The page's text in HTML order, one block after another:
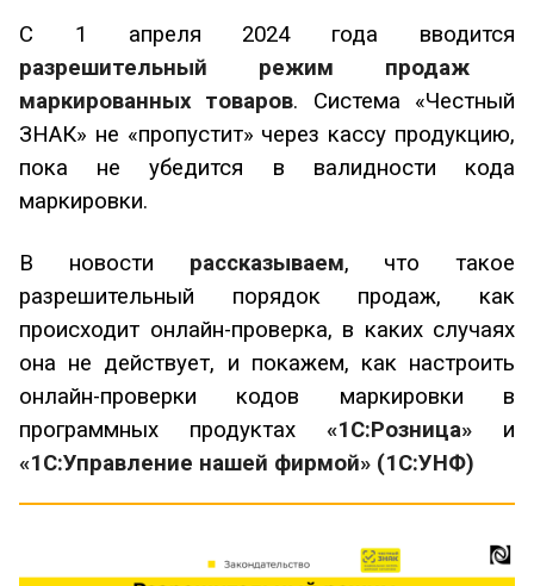
С 1 апреля 2024 года вводится
разрешительный режим продаж
маркированных товаров. Система «Честный
ЗНАК» не «пропустит» через кассу продукцию,
пока не убедится в валидности кода
маркировки.
В новости рассказываем, что такое
разрешительный порядок продаж, как
происходит онлайн-проверка, в каких случаях
она не действует, и покажем, как настроить
онлайн-проверки кодов маркировки в
программных продуктах «1С:Розница» и
«1С:Управление нашей фирмой» (1С:УНФ)